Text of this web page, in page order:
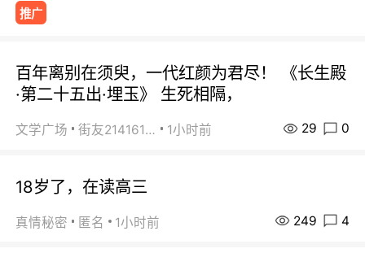
推广
百年离别在须臾，一代红颜为君尽！ 《长生殿
·第二十五出·埋玉》 生死相隔，
文学广场 街友21416156 1小时前 29 0
18岁了，在读高三
真情秘密 匿名 1小时前 249 4